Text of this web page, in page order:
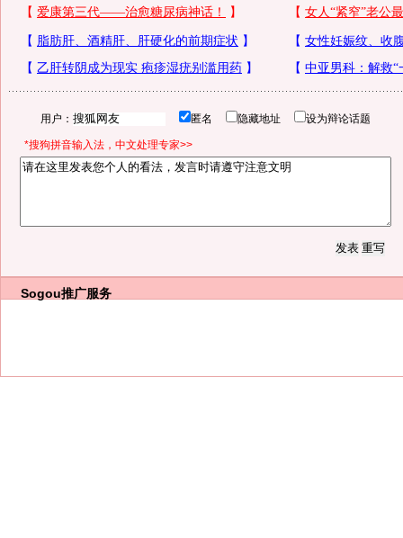
用户： 匿名 隐藏地址 设为辩论话题
*搜狗拼音输入法，中文处理专家>>
Sogou推广服务